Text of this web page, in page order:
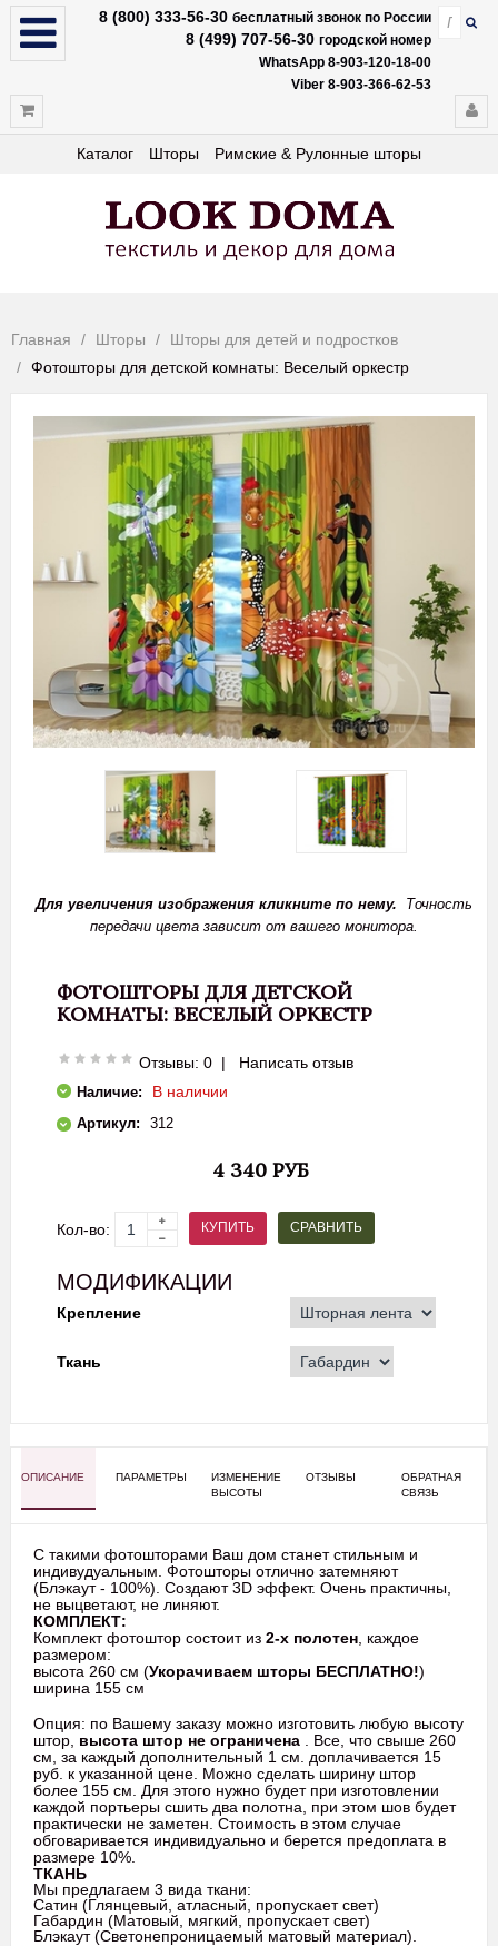
8 (800) 333-56-30 бесплатный звонок по России
8 (499) 707-56-30 городской номер
WhatsApp 8-903-120-18-00
Viber 8-903-366-62-53
Каталог Шторы Римские & Рулонные шторы
Главная Шторы
Шторы для детей и подростков
Фотошторы для детской комнаты: Веселый оркестр
Для увеличения изображения кликните по нему. Точность
передачи цвета зависит от вашего монитора.
ФОТОШТОРЫ ДЛЯ ДЕТСКОЙ
КОМНАТЫ: ВЕСЕЛЫЙ ОРКЕСТР
Отзывы: 0 | Написать отзыв
Наличие: В наличии
Артикул: 312
4 340 РУБ
Кол-во: КУПИТЬ СРАВНИТЬ
МОДИФИКАЦИИ
Крепление
Ткань
ОПИСАНИЕ ПАРАМЕТРЫ
ИЗМЕНЕНИЕ
ВЫСОТЫ
ОТЗЫВЫ
ОБРАТНАЯ
СВЯЗЬ
С такими фотошторами Ваш дом станет стильным и
индивудуальным. Фотошторы отлично затемняют
(Блэкаут - 100%). Создают 3D эффект. Очень практичны,
не выцветают, не линяют.
КОМПЛЕКТ:
Комплект фотоштор состоит из 2-х полотен , каждое
размером:
высота 260 см (Укорачиваем шторы БЕСПЛАТНО!)
ширина 155 см
Опция: по Вашему заказу можно изготовить любую высоту
штор, высота штор не ограничена
. Все, что свыше 260
см, за каждый дополнительный 1 см. доплачивается 15
руб. к указанной цене. Можно сделать ширину штор
более 155 см. Для этого нужно будет при изготовлении
каждой портьеры сшить два полотна, при этом шов будет
практически не заметен. Стоимость в этом случае
обговаривается индивидуально и берется предоплата в
размере 10%.
ТКАНЬ
Мы предлагаем 3 вида ткани:
Сатин (Глянцевый, атласный, пропускает свет)
Габардин (Матовый, мягкий, пропускает свет)
Блэкаут (Светонепроницаемый матовый материал).